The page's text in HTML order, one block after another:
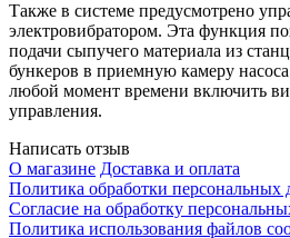
Также в системе предусмотрено
электровибратором. Эта функция
подачи сыпучего материала из
бункеров в приемную камеру
любой момент времени включить
управления.
Написать отзыв
О магазине Доставка и оплата
Политика обработки персональных
Согласие на обработку
Политика использования файлов